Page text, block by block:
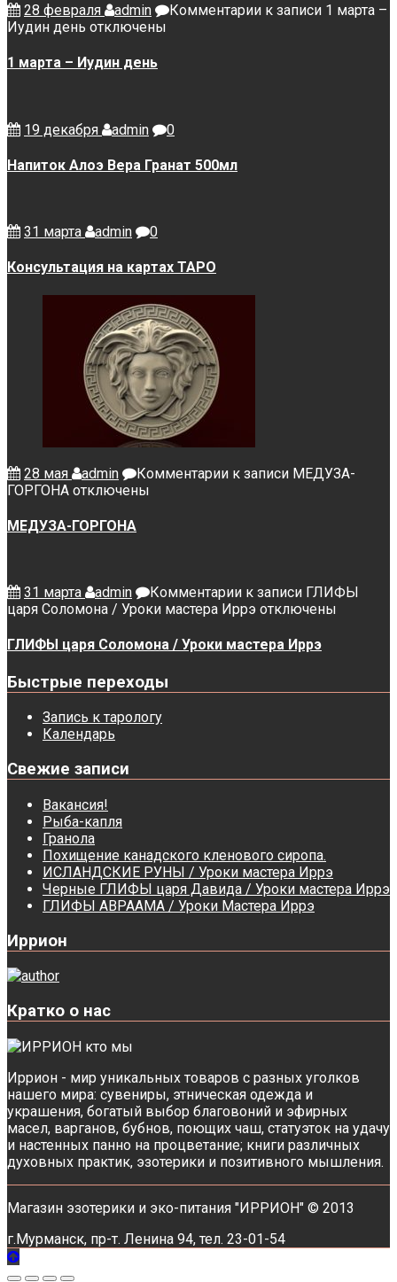
28 февраля admin Комментарии к записи 1 марта –
Иудин день отключены
1 марта – Иудин день
19 декабря admin 0
Напиток Алоэ Вера Гранат 500мл
31 марта admin 0
Консультация на картах ТАРО
28 мая admin Комментарии к записи МЕДУЗА-
ГОРГОНА отключены
МЕДУЗА-ГОРГОНА
31 марта admin Комментарии к записи ГЛИФЫ
царя Соломона / Уроки мастера Иррэ отключены
ГЛИФЫ царя Соломона / Уроки мастера Иррэ
Быстрые переходы
Запись к тарологу
Календарь
Свежие записи
Вакансия!
Рыба-капля
Гранола
Похищение канадского кленового сиропа.
ИСЛАНДСКИЕ РУНЫ / Уроки мастера Иррэ
Черные ГЛИФЫ царя Давида / Уроки мастера Иррэ
ГЛИФЫ АВРААМА / Уроки Мастера Иррэ
Иррион
Кратко о нас
Иррион - мир уникальных товаров с разных уголков
нашего мира: сувениры, этническая одежда и
украшения, богатый выбор благовоний и эфирных
масел, варганов, бубнов, поющих чаш, статуэток на удачу
и настенных панно на процветание; книги различных
духовных практик, эзотерики и позитивного мышления.
Магазин эзотерики и эко-питания "ИРРИОН" © 2013
г.Мурманск, пр-т. Ленина 94, тел. 23-01-54